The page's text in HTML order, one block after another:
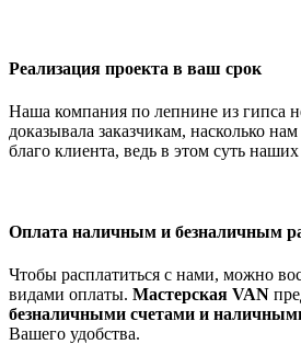
Реализация проекта в ваш срок
Наша компания по лепнине из гипса
доказывала заказчикам, насколько
благо клиента, ведь в этом суть наших
Оплата наличным и безналичным
Чтобы расплатиться с нами, можно
видами оплаты. Мастерская VAN
безналичными счетами и
Вашего удобства.